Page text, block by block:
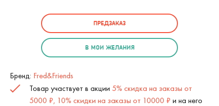
ПРЕДЗАКАЗ
В МОИ ЖЕЛАНИЯ
Бренд: Fred&Friends
Товар участвует в акции 5% скидка на заказы от
5000 ₽, 10% скидки на заказы от 10000 ₽ и на него